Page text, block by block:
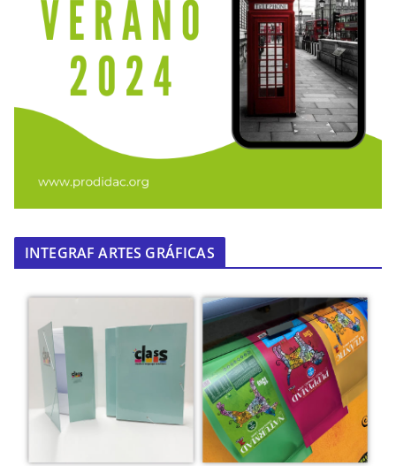
INTEGRAF ARTES GRÁFICAS